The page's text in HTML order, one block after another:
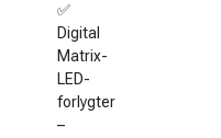
✅
Digital
Matrix-
LED-
forlygter
–